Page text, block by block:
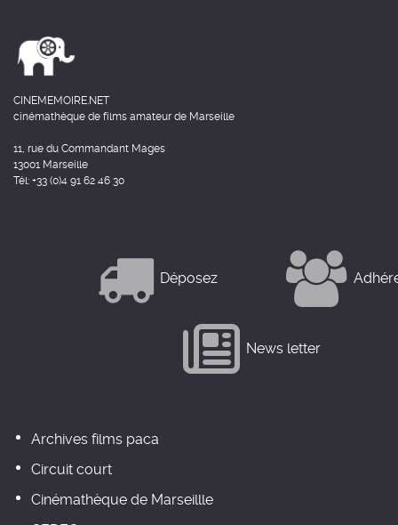
CINEMEMOIRE.NET
cinémathèque de films amateur de Marseille
11, rue du Commandant Mages
13001 Marseille
Tél: +33 (0)4 91 62 46 30
Déposez
News letter
Archives films paca
Circuit court
Cinémathèque de Marseillle